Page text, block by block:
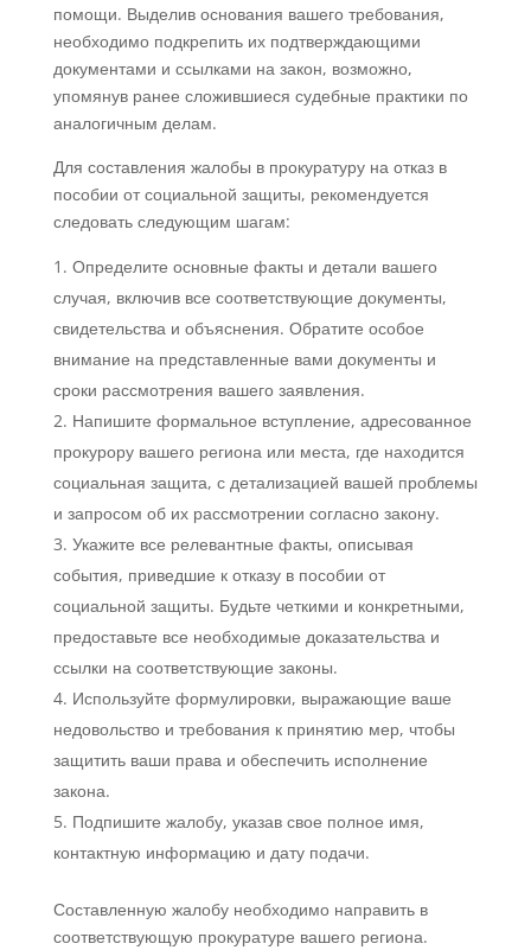
помощи. Выделив основания вашего требования,
необходимо подкрепить их подтверждающими
документами и ссылками на закон, возможно,
упомянув ранее сложившиеся судебные практики по
аналогичным делам.
Для составления жалобы в прокуратуру на отказ в
пособии от социальной защиты, рекомендуется
следовать следующим шагам:
Определите основные факты и детали вашего
случая, включив все соответствующие документы,
свидетельства и объяснения. Обратите особое
внимание на представленные вами документы и
сроки рассмотрения вашего заявления.
Напишите формальное вступление, адресованное
прокурору вашего региона или места, где находится
социальная защита, с детализацией вашей проблемы
и запросом об их рассмотрении согласно закону.
Укажите все релевантные факты, описывая
события, приведшие к отказу в пособии от
социальной защиты. Будьте четкими и конкретными,
предоставьте все необходимые доказательства и
ссылки на соответствующие законы.
Используйте формулировки, выражающие ваше
недовольство и требования к принятию мер, чтобы
защитить ваши права и обеспечить исполнение
закона.
Подпишите жалобу, указав свое полное имя,
контактную информацию и дату подачи.
Составленную жалобу необходимо направить в
соответствующую прокуратуре вашего региона.